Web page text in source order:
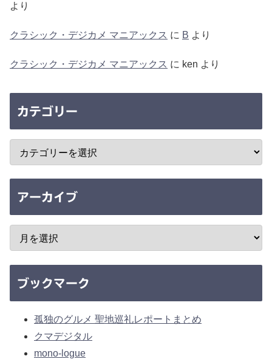
より
クラシック・デジカメ マニアックス に B より
クラシック・デジカメ マニアックス に ken より
カテゴリー
アーカイブ
ブックマーク
孤独のグルメ 聖地巡礼レポートまとめ
クマデジタル
mono-logue